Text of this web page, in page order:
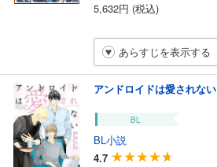
5,632円 (税込)
あらすじを表示する
アンドロイドは愛されない
BL
BL小説
4.7